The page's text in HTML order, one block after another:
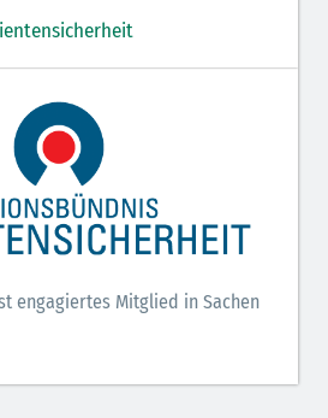
engagiertes Mitglied in Sachen